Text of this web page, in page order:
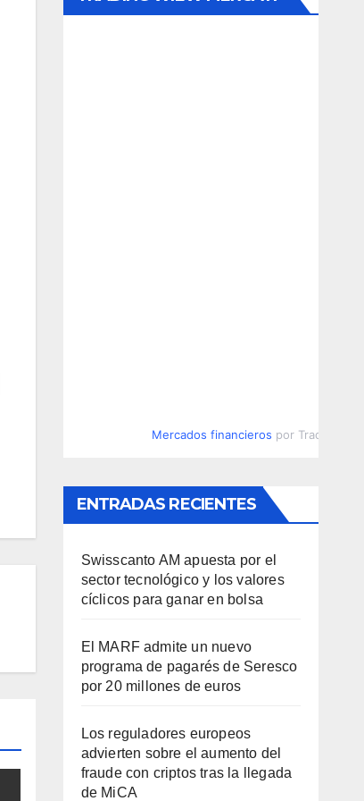
Mercados financieros por
ENTRADAS RECIENTES
Swisscanto AM apuesta por el
sector tecnológico y los valores
cíclicos para ganar en bolsa
El MARF admite un nuevo
programa de pagarés de Seresco
por 20 millones de euros
Los reguladores europeos
advierten sobre el aumento del
fraude con criptos tras la llegada
de MiCA